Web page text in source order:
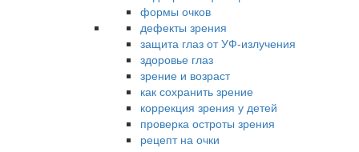
формы очков
дефекты зрения
защита глаз от УФ-излучения
здоровье глаз
зрение и возраст
как сохранить зрение
коррекция зрения у детей
проверка остроты зрения
рецепт на очки